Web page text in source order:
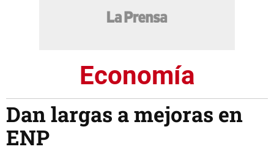
Economía
Dan largas a mejoras en
ENP